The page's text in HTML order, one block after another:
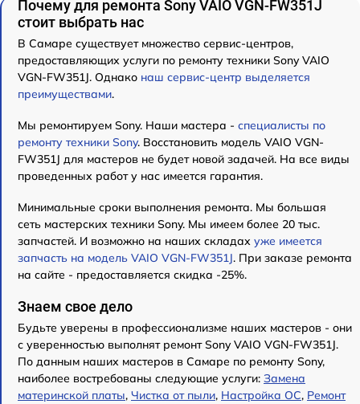
Почему для ремонта Sony VAIO VGN-FW351J
стоит выбрать нас
В Самаре существует множество сервис-центров,
предоставляющих услуги по ремонту техники Sony VAIO
VGN-FW351J. Однако наш сервис-центр выделяется
преимуществами.
Мы ремонтируем Sony. Наши мастера - специалисты по
ремонту техники Sony. Восстановить модель VAIO VGN-
FW351J для мастеров не будет новой задачей. На все виды
проведенных работ у нас имеется гарантия.
Минимальные сроки выполнения ремонта. Мы большая
сеть мастерских техники Sony. Мы имеем более 20 тыс.
запчастей. И возможно на наших складах уже имеется
запчасть на модель VAIO VGN-FW351J. При заказе ремонта
на сайте - предоставляется скидка -25%.
Знаем свое дело
Будьте уверены в профессионализме наших мастеров - они
с уверенностью выполнят ремонт Sony VAIO VGN-FW351J.
По данным наших мастеров в Самаре по ремонту Sony,
наиболее востребованы следующие услуги: Замена
материнской платы, Чистка от пыли, Настройка ОС, Ремонт